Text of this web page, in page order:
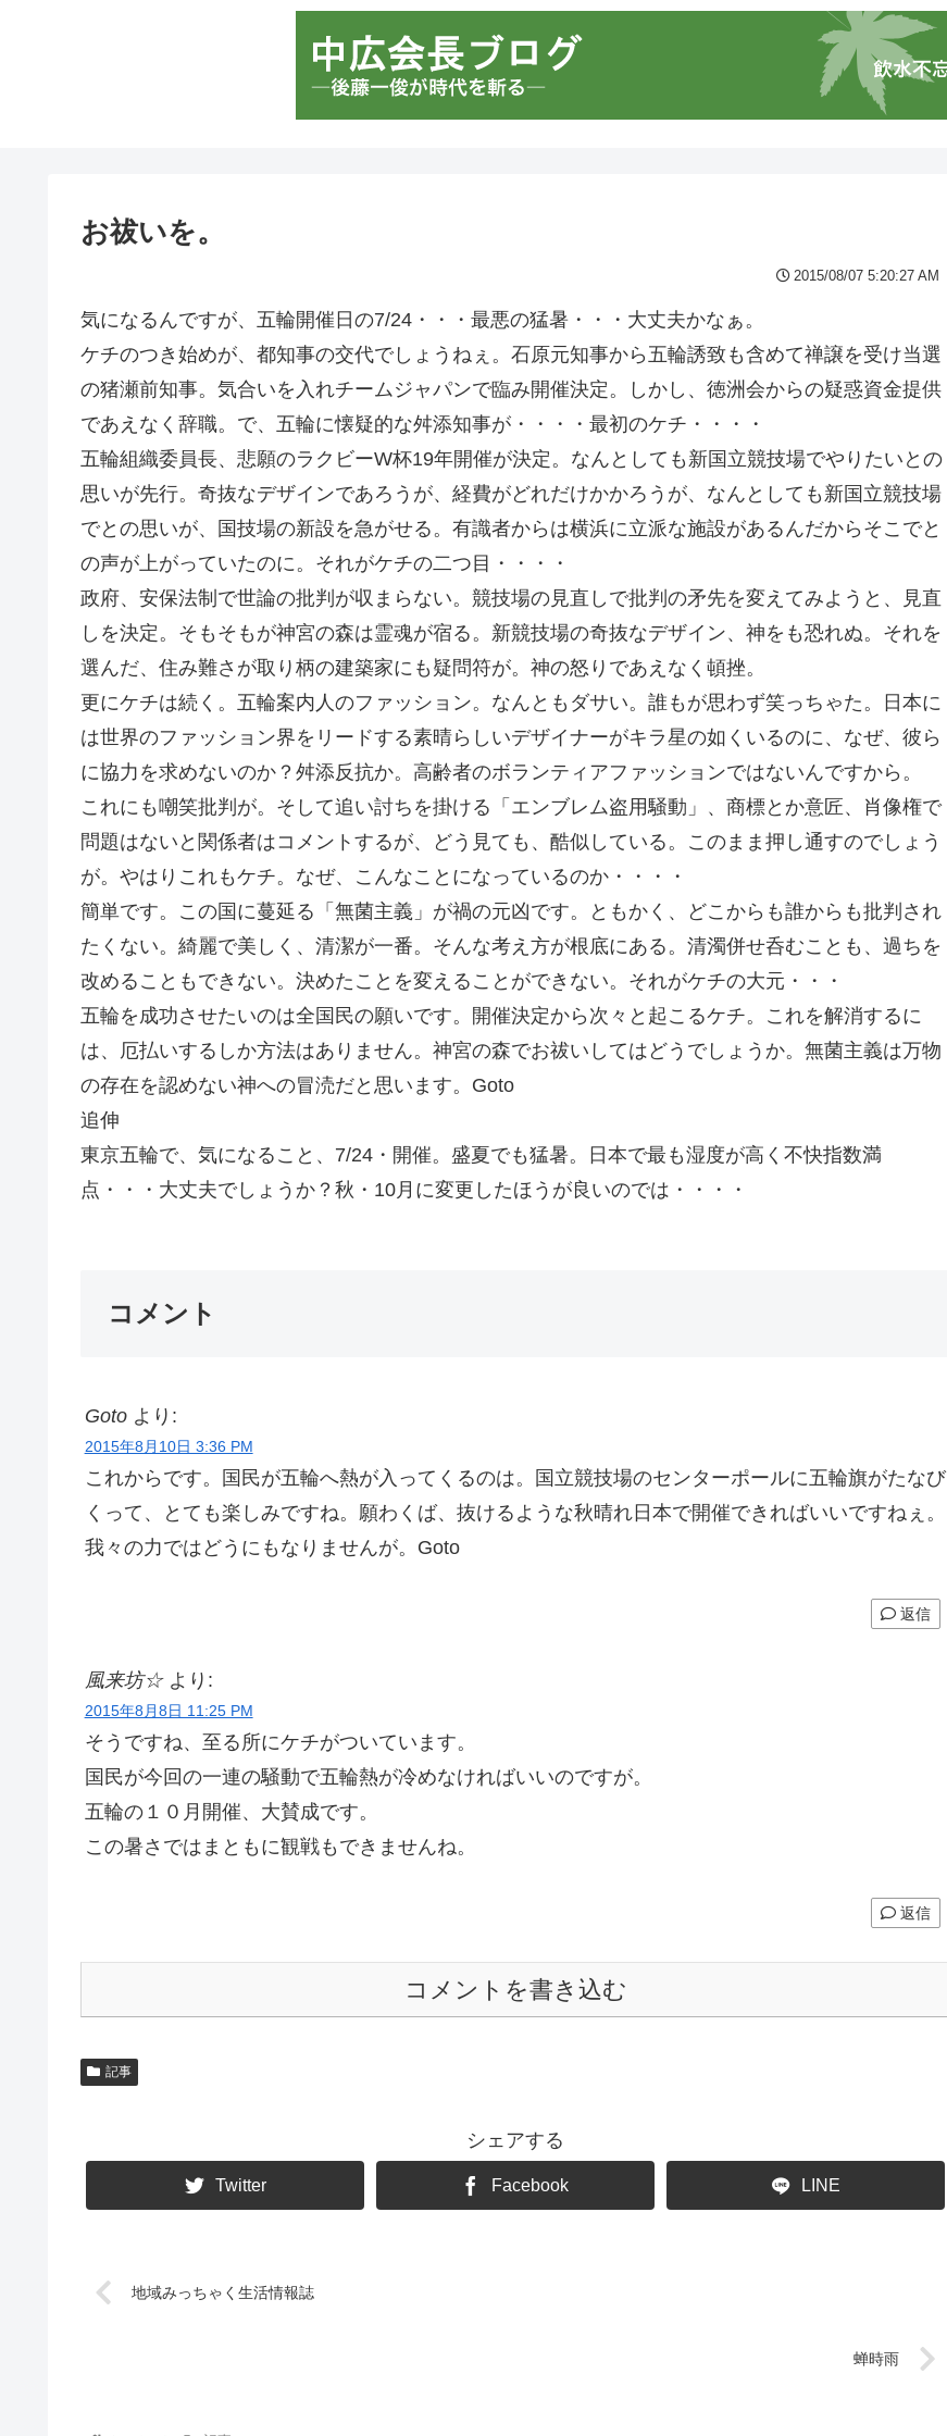
お祓いを。
2015/08/07 5:20:27 AM
気になるんですが、五輪開催日の7/24・・・最悪の猛暑・・・大丈夫かなぁ。
ケチのつき始めが、都知事の交代でしょうねぇ。石原元知事から五輪誘致も含めて禅譲を受け当選
の猪瀬前知事。気合いを入れチームジャパンで臨み開催決定。しかし、徳洲会からの疑惑資金提供
であえなく辞職。で、五輪に懐疑的な舛添知事が・・・・最初のケチ・・・・
五輪組織委員長、悲願のラクビーW杯19年開催が決定。なんとしても新国立競技場でやりたいとの
思いが先行。奇抜なデザインであろうが、経費がどれだけかかろうが、なんとしても新国立競技場
でとの思いが、国技場の新設を急がせる。有識者からは横浜に立派な施設があるんだからそこでと
の声が上がっていたのに。それがケチの二つ目・・・・
政府、安保法制で世論の批判が収まらない。競技場の見直しで批判の矛先を変えてみようと、見直
しを決定。そもそもが神宮の森は霊魂が宿る。新競技場の奇抜なデザイン、神をも恐れぬ。それを
選んだ、住み難さが取り柄の建築家にも疑問符が。神の怒りであえなく頓挫。
更にケチは続く。五輪案内人のファッション。なんともダサい。誰もが思わず笑っちゃた。日本に
は世界のファッション界をリードする素晴らしいデザイナーがキラ星の如くいるのに、なぜ、彼ら
に協力を求めないのか？舛添反抗か。高齢者のボランティアファッションではないんですから。
これにも嘲笑批判が。そして追い討ちを掛ける「エンブレム盗用騒動」、商標とか意匠、肖像権で
問題はないと関係者はコメントするが、どう見ても、酷似している。このまま押し通すのでしょう
が。やはりこれもケチ。なぜ、こんなことになっているのか・・・・
簡単です。この国に蔓延る「無菌主義」が禍の元凶です。ともかく、どこからも誰からも批判され
たくない。綺麗で美しく、清潔が一番。そんな考え方が根底にある。清濁併せ呑むことも、過ちを
改めることもできない。決めたことを変えることができない。それがケチの大元・・・
五輪を成功させたいのは全国民の願いです。開催決定から次々と起こるケチ。これを解消するに
は、厄払いするしか方法はありません。神宮の森でお祓いしてはどうでしょうか。無菌主義は万物
の存在を認めない神への冒涜だと思います。Goto
追伸
東京五輪で、気になること、7/24・開催。盛夏でも猛暑。日本で最も湿度が高く不快指数満
点・・・大丈夫でしょうか？秋・10月に変更したほうが良いのでは・・・・
コメント
Goto より:
2015年8月10日 3:36 PM
これからです。国民が五輪へ熱が入ってくるのは。国立競技場のセンターポールに五輪旗がたなび
くって、とても楽しみですね。願わくば、抜けるような秋晴れ日本で開催できればいいですねぇ。
我々の力ではどうにもなりませんが。Goto
返信
風来坊☆ より:
2015年8月8日 11:25 PM
そうですね、至る所にケチがついています。
国民が今回の一連の騒動で五輪熱が冷めなければいいのですが。
五輪の１０月開催、大賛成です。
この暑さではまともに観戦もできませんね。
返信
コメントを書き込む
記事
シェアする
Twitter Facebook LINE
地域みっちゃく生活情報誌
蝉時雨